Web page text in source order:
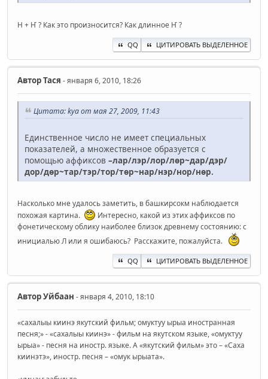
Н + Ҥ ? Как это произносится? Как длинное Ҥ ?
QQ ЦИТИРОВАТЬ ВЫДЕЛЕННОЕ
АвторТася - января 6, 2010, 18:26
Цитата: kya от мая 27, 2009, 11:43
Единственное число не имеет специальных
показателей, а множественное образуется с
помощью аффиксов –лар/лэр/лор/лɵр~дар/дэр/
дор/дɵр~тар/тэр/тор/тɵр~нар/нэр/нор/нɵр.
Насколько мне удалось заметить, в башкирсокм наблюдается
похожая картина.
Интересно, какой из этих аффиксов по
фонетическому облику наиболее близок древнему состоянию: с
инициалью Л или я ошибаюсь? Расскажите, пожалуйста.
QQ ЦИТИРОВАТЬ ВЫДЕЛЕННОЕ
АвторУйбаан - января 4, 2010, 18:10
«сахалыы киинэ якутский фильм; омуктуу ырыа иностранная
песня;» - «сахалыы киинэ» - фильм на якутском языке, «омуктуу
ырыа» - песня на иностр. языке. А «якутский фильм» это – «Саха
киинэтэ», иностр. песня – «омук ырыата».